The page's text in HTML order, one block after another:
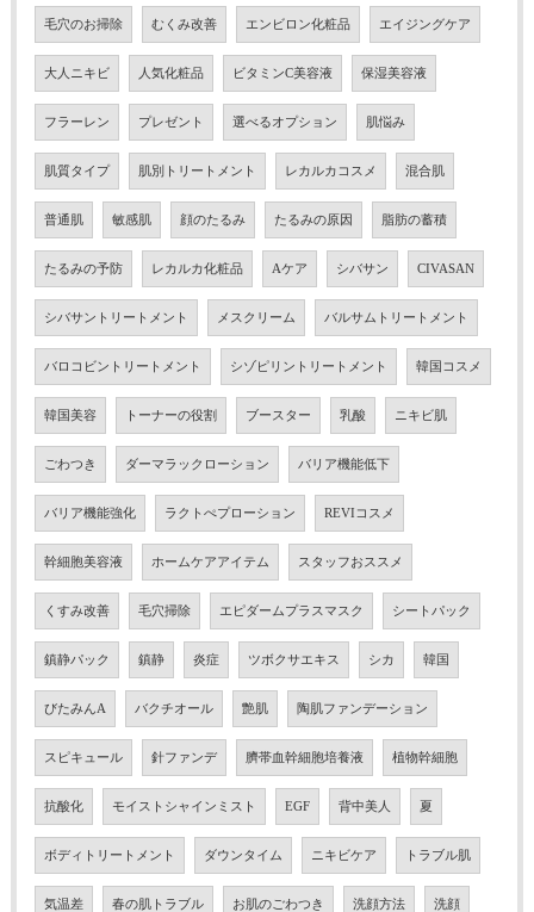
毛穴のお掃除 むくみ改善 エンビロン化粧品 エイジングケア
大人ニキビ 人気化粧品 ビタミンC美容液 保湿美容液
フラーレン プレゼント 選べるオプション 肌悩み
肌質タイプ 肌別トリートメント レカルカコスメ 混合肌
普通肌 敏感肌 顔のたるみ たるみの原因 脂肪の蓄積
たるみの予防 レカルカ化粧品 Aケア シバサン CIVASAN
シバサントリートメント メスクリーム バルサムトリートメント
バロコビントリートメント シゾピリントリートメント 韓国コスメ
韓国美容 トーナーの役割 ブースター 乳酸 ニキビ肌
ごわつき ダーマラックローション バリア機能低下
バリア機能強化 ラクトぺプローション REVIコスメ
幹細胞美容液 ホームケアアイテム スタッフおススメ
くすみ改善 毛穴掃除 エピダームプラスマスク シートパック
鎮静パック 鎮静 炎症 ツボクサエキス シカ 韓国
びたみんA バクチオール 艶肌 陶肌ファンデーション
スピキュール 針ファンデ 臍帯血幹細胞培養液 植物幹細胞
抗酸化 モイストシャインミスト EGF 背中美人 夏
ボディトリートメント ダウンタイム ニキビケア トラブル肌
気温差 春の肌トラブル お肌のごわつき 洗顔方法 洗顔